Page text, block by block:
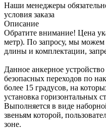
Наши менеджеры
условия заказа
Описание
Обратите внимание! Цена
метр). По запросу, мы можем
длины и комплектации,
Данное анкерное
безопасных переходов по
более 15 градусов, на
установка горизонтальных
Выполняется в виде
звеньям которой,
зоне.